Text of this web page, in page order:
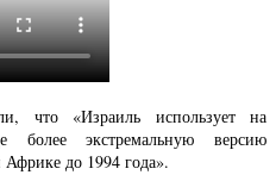
что «Израиль использует на
более экстремальную версию
до 1994 года».